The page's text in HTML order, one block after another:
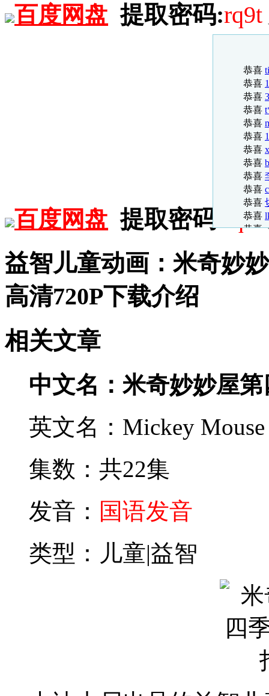
百度网盘 提取密码:rq9t
恭喜
恭喜
恭喜
恭喜
恭喜
恭喜
恭喜
恭喜
恭喜
恭喜
恭喜
恭喜
恭喜
恭喜
恭喜
恭喜
恭喜
恭喜
恭喜
恭喜
百度网盘 提取密码: rq9t
益智儿童动画：米奇妙
高清720P下载介绍
相关文章
中文名：米奇妙妙屋第
英文名：Mickey Mouse
集数：共22集
发音： 国语发音
类型：儿童|益智